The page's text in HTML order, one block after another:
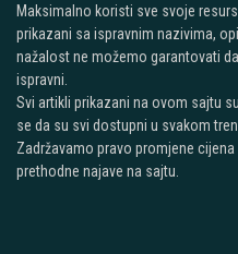
Maksimalno koristi sve svoje
prikazani sa ispravnim nazivima,
nažalost ne možemo garantovati
ispravni.
Svi artikli prikazani na ovom sajtu
se da su svi dostupni u svakom
Zadržavamo pravo promjene
prethodne najave na sajtu.